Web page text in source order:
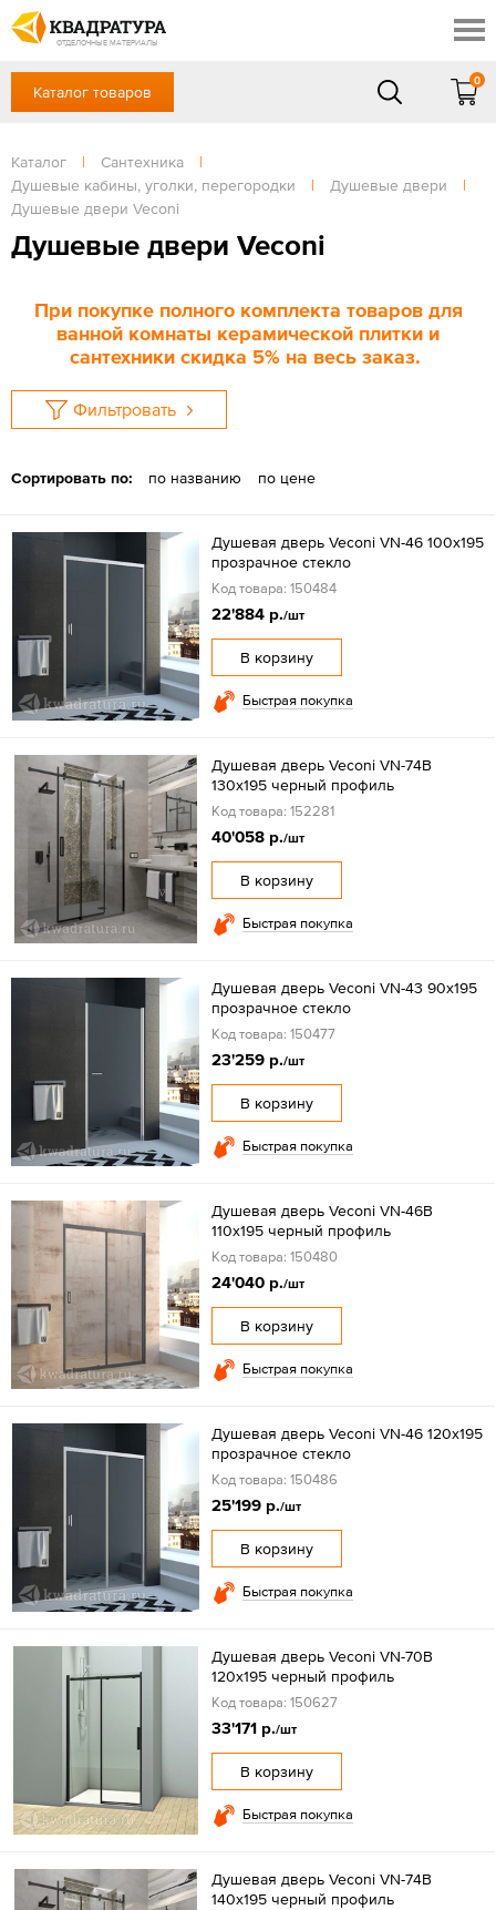
ОТДЕЛОЧНЫЕ МАТЕРИАЛЫ
Профи
Контакты
Доставка и оплата
Выставочный зал
Готовые решения
Отзывы
+7 (861) 217-94-70
Сб, Вс — выходной
ЗАКАЗАТЬ ЗВОНОК
Вход / Регистрация
Каталог товаров
0
Каталог | Сантехника
|
Душевые кабины, уголки, перегородки
| Душевые двери
|
Душевые двери Veconi
Душевые двери Veconi
При покупке полного комплекта товаров для
ванной комнаты керамической плитки и
сантехники скидка 5% на весь заказ.
Фильтровать
Сортировать по: по названию по цене
Душевая дверь Veconi VN-46 100x195
прозрачное стекло
Код товара: 150484
22'884 р./шт
В корзину
Быстрая покупка
Душевая дверь Veconi VN-74B
130x195 черный профиль
Код товара: 152281
40'058 р./шт
В корзину
Быстрая покупка
Душевая дверь Veconi VN-43 90x195
прозрачное стекло
Код товара: 150477
23'259 р./шт
В корзину
Быстрая покупка
Душевая дверь Veconi VN-46B
110x195 черный профиль
Код товара: 150480
24'040 р./шт
В корзину
Быстрая покупка
Душевая дверь Veconi VN-46 120x195
прозрачное стекло
Код товара: 150486
25'199 р./шт
В корзину
Быстрая покупка
Душевая дверь Veconi VN-70B
120x195 черный профиль
Код товара: 150627
33'171 р./шт
В корзину
Быстрая покупка
Душевая дверь Veconi VN-74B
140x195 черный профиль